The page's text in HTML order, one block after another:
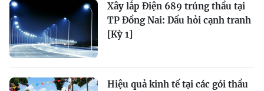
Xây lắp Điện 689 trúng thầu tại
TP Đồng Nai: Dấu hỏi cạnh tranh
[Kỳ 1]
Hiệu quả kinh tế tại các gói thầu